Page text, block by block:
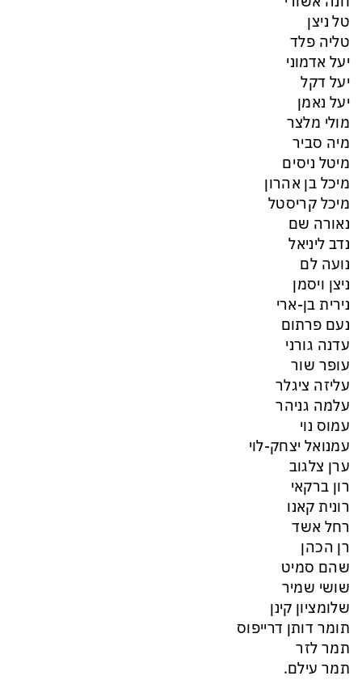
טל ניצן
טליה פלד
יעל אדמוני
יעל דקל
יעל נאמן
מולי מלצר
מיה סביר
מיטל ניסים
מיכל בן אהרון
מיכל קריסטל
נאורה שם
נדב ליניאל
נועה לם
ניצן ויסמן
נירית בן-ארי
נעם פרתום
עדנה גורני
עופר שור
עליזה ציגלר
עלמה גניהר
עמוס נוי
עמנואל יצחק-לוי
ערן צלגוב
רון ברקאי
רונית קאנו
רחל אשד
רן הכהן
שהם סמיט
שושי שמיר
שלומציון קינן
תומר דותן דרייפוס
תמר לזר
תמר עילם.